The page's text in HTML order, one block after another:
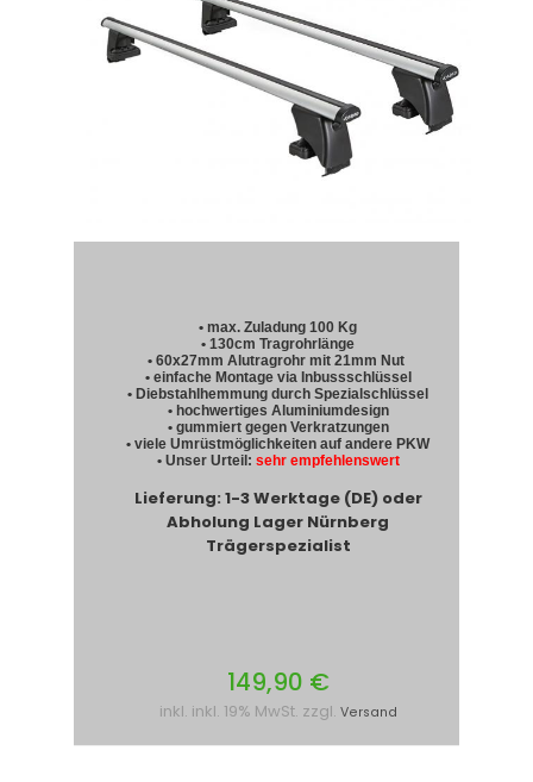
• max. Zuladung 100 Kg
• 130cm Tragrohrlänge
• 60x27mm Alutragrohr mit 21mm Nut
• einfache Montage via Inbussschlüssel
• Diebstahlhemmung durch Spezialschlüssel
• hochwertiges Aluminiumdesign
• gummiert gegen Verkratzungen
• viele Umrüstmöglichkeiten auf andere PKW
• Unser Urteil: sehr empfehlenswert
Lieferung: 1-3 Werktage (DE) oder
Abholung Lager Nürnberg
Trägerspezialist
149,90 €
inkl. inkl. 19% MwSt. zzgl. Versand